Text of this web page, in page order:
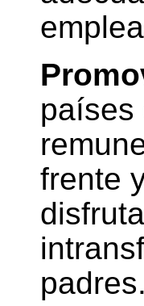
países
frente
padres.